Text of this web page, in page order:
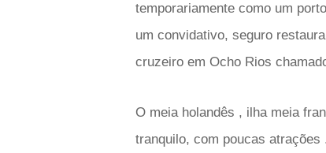
temporariamente como um
um convidativo, seguro
cruzeiro em Ocho Rios
O meia holandês , ilha meia
tranquilo, com poucas